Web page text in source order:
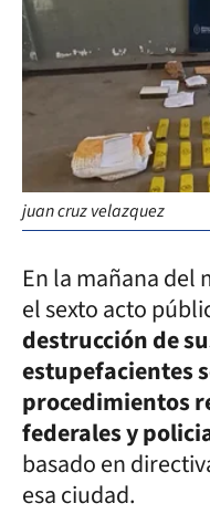
juan cruz velazquez
En la mañana del
el sexto acto
destrucción de
estupefacientes
procedimientos
federales y
basado en
esa ciudad.